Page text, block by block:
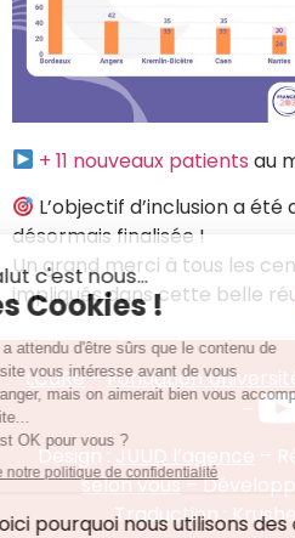
+ 11 nouveaux patients au
L’objectif d’inclusion a
désormais finalisée !
Un grand merci à tous les
impliqués dans cette belle
I.CaRe–Fondation
–
Design : JUUD l’agence –
selon vous–
Traduction :